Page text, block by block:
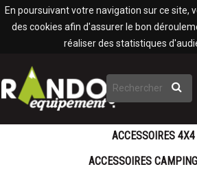
En poursuivant votre navigation sur ce site,
des cookies afin d'assurer le bon
réaliser des statistiques
ACCESSOIRES 4X4
ACCESSOIRES
Panneau de gestion des cookies